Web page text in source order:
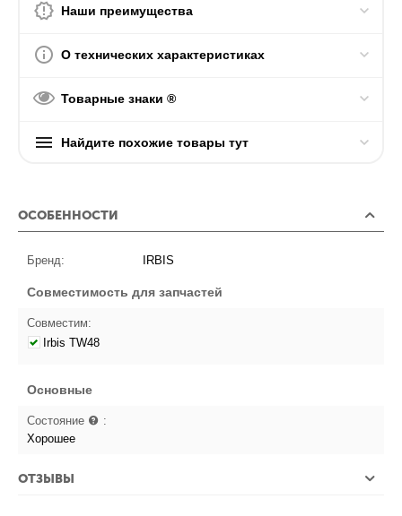
Наши преимущества
О технических характеристиках
Товарные знаки ®
Найдите похожие товары тут
ОСОБЕННОСТИ
Бренд: IRBIS
Совместимость для запчастей
Совместим:
Irbis TW48
Основные
Состояние
:
Хорошее
ОТЗЫВЫ